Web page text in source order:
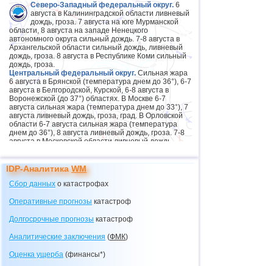
Северо-Западный федеральный округ. 6
августа в Калининградской области ливневый
дождь, гроза. 7 августа на юге Мурманской
области, 8 августа на западе Ненецкого
автономного округа сильный дождь. 7-8 августа в
Архангельской области сильный дождь, ливневый
дождь, гроза. 8 августа в Республике Коми сильный
дождь, гроза.
Центральный федеральный округ. Сильная жара
6 августа в Брянской (температура днем до 36°), 6-7
августа в Белгородской, Курской, 6-8 августа в
Воронежской (до 37°) областях. В Москве 6-7
августа сильная жара (температура днем до 33°), 7
августа ливневый дождь, гроза, град. В Орловской
области 6-7 августа сильная жара (температура
днем до 36°), 8 августа ливневый дождь, гроза. 7-8
августа в Московской области ливневый дождь,
ливневый дождь, гроза, ветер 15-20 м/с.
Приволжский федеральный округ.
юге Пермского края сильный дождь, гроза.
Южный федеральный округ.
37°). 6-9 августа в Ростовской области сильная жара
Северо-Кавказский федеральный округ.
Дагестане сильный дождь, ливневый дождь, гроза,
град, ветер до 22 м/с.
ДНР, ЛНР, Запорожская и Херсонская области.
Сильная жара 6-7 августа в Луганской Народной
IDP-АналитикаWM
Сбор данных о катастрофах
Оперативные прогнозы катастроф
Долгосрочные прогнозы катастроф
Аналитические заключения (ФМК)
Оценка ущерба (финансы*)